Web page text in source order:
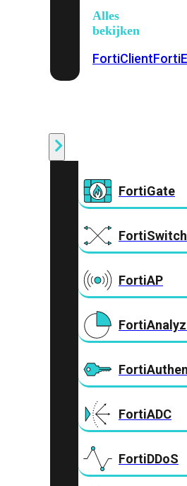
Alles
bekijken
FortiClient
FortiGate
FortiSwitch
FortiAP
FortiADC
FortiDDoS